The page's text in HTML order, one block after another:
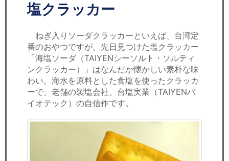
セミナー
経済ニュース
労務顧問
ＩＴ
飲食店情報
塩クラッカー
ねぎ入りソーダクラッカーといえば、台湾定
番のおやつですが、先日見つけた塩クラッカー
「海塩ソーダ（TAIYENシーソルト・ソルティ
ンクラッカー）」はなんだか懐かしい素朴な味
わい。海水を原料とした食塩を使ったクラッカ
ーで、老舗の製塩会社、台塩実業（TAIYENバ
イオテック）の自信作です。